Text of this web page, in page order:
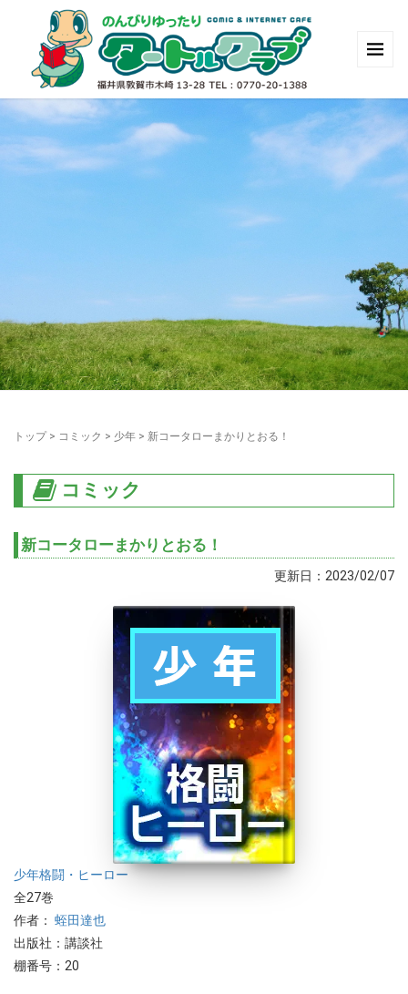
トップ> コミック > 少年 > 新コータローまかりとおる！
コミック
新コータローまかりとおる！
更新日：2023/02/07
少年格闘・ヒーロー
全27巻
作者： 蛭田達也
出版社：講談社
棚番号：20